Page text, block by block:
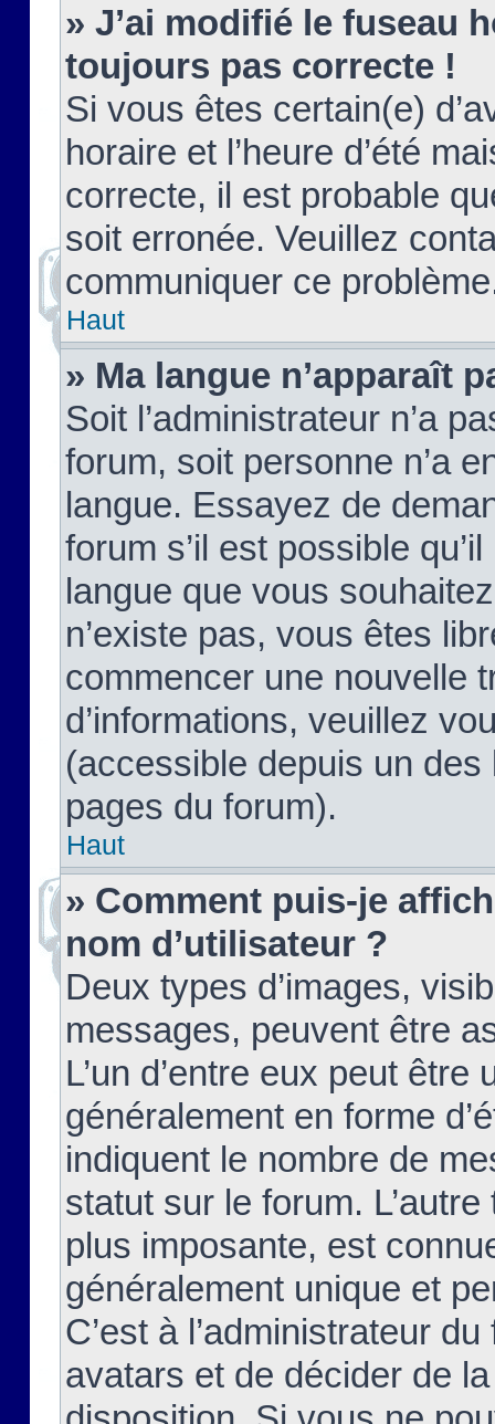
» J’ai modifié le fuseau
toujours pas correcte !
Si vous êtes certain(e)
horaire et l’heure d’été
correcte, il est probable
soit erronée. Veuillez
communiquer ce
Haut
» Ma langue n’apparaît
Soit l’administrateur n’a
forum, soit personne n’a
langue. Essayez de
forum s’il est possible
langue que vous
n’existe pas, vous êtes
commencer une nouvelle
d’informations, veuillez
(accessible depuis un
pages du forum).
Haut
» Comment puis-je
nom d’utilisateur ?
Deux types d’images,
messages, peuvent être
L’un d’entre eux peut
généralement en forme
indiquent le nombre de
statut sur le forum.
plus imposante, est
généralement unique et
C’est à l’administrateur
avatars et de décider de